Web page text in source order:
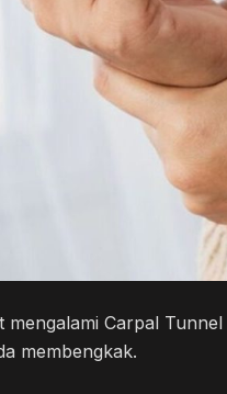
mengalami Carpal
membengkak.